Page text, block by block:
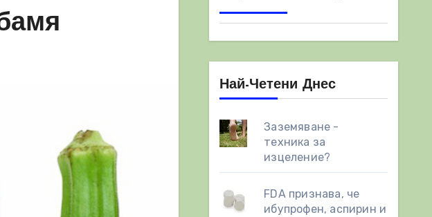
Най-Четени Днес
Заземяване -
техника за
изцеление?
FDA признава, че
ибупрофен, аспирин и